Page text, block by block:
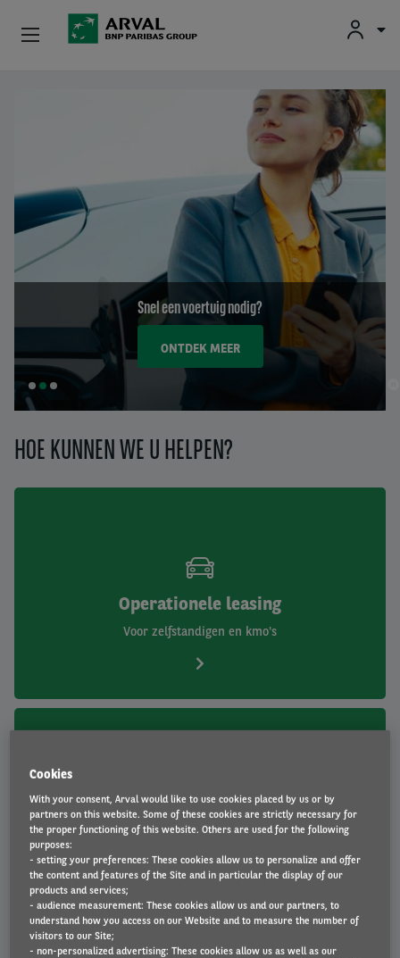
Snel een voertuig nodig?
ONTDEK MEER
SLIDE
1
SLIDE
2
SLIDE
3
HOE KUNNEN WE U HELPEN?
Operationele leasing
Voor zelfstandigen en kmo's
Private leasing
Alle voordelen van een leasewagen als particulier
Tweedehands Wagens
Over Arval
Cookies
With your consent, Arval would like to use cookies placed by us or by
partners on this website. Some of these cookies are strictly necessary for
the proper functioning of this website. Others are used for the following
purposes:
- setting your preferences: These cookies allow us to personalize and offer
the content and features of the Site and in particular the display of our
products and services;
- audience measurement: These cookies allow us and our partners, to
understand how you access on our Website and to measure the number of
visitors to our Site;
- non-personalized advertising: These cookies allow us as well as our